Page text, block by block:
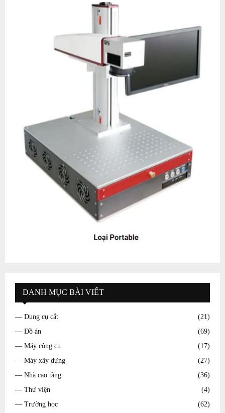
DANH MỤC BÀI VIẾT
— Dụng cụ cắt
(21)
— Đồ án
(69)
— Máy công cụ
(17)
— Máy xây dựng
(27)
— Nhà cao tầng
(36)
— Thư viện
(4)
— Trường học
(62)